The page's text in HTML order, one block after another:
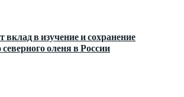
вклад в изучение и сохранение
оленя в России